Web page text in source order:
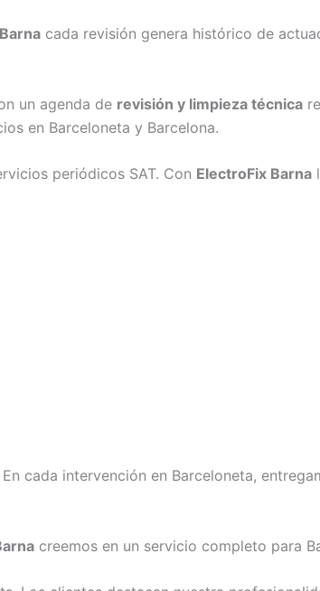
cada revisión genera histórico de
un agenda de revisión y limpieza técnica
en Barceloneta y Barcelona.
periódicos SAT. Con ElectroFix Barna
cada intervención en Barceloneta,
creemos en un servicio completo para